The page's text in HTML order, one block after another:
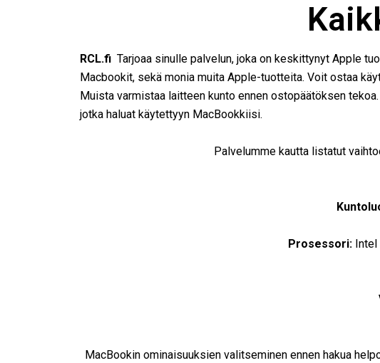
RCL.fi Tarjoaa sinulle palvelun, joka on keskittynyt Apple
Macbookit, sekä monia muita Apple-tuotteita. Voit ostaa
Muista varmistaa laitteen kunto ennen ostopäätöksen
jotka haluat käytettyyn MacBookkiisi.
Palvelumme kautta listatut
Prosessori:
MacBookin ominaisuuksien valitseminen ennen hakua